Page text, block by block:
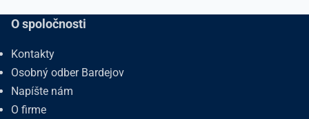
O spoločnosti
Kontakty
Osobný odber Bardejov
Napíšte nám
O firme